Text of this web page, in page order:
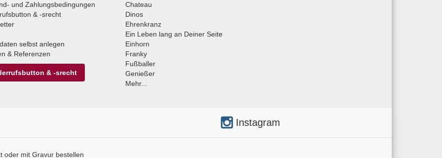
und Zahlungsbedingungen
& -srecht
selbst anlegen
& Referenzen
& -srecht
Chateau
Dinos
Ehrenkranz
Ein Leben lang an Deiner Seite
Einhorn
Franky
Fußballer
Genießer
Mehr...
Instagram
oder mit Gravur bestellen